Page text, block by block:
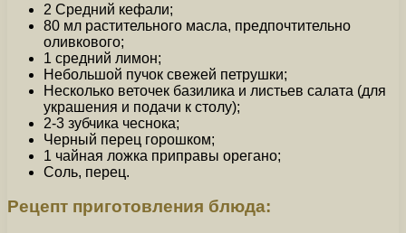
2 Средний кефали;
80 мл растительного масла, предпочтительно
оливкового;
1 средний лимон;
Небольшой пучок свежей петрушки;
Несколько веточек базилика и листьев салата (для
украшения и подачи к столу);
2-3 зубчика чеснока;
Черный перец горошком;
1 чайная ложка приправы орегано;
Соль, перец.
Рецепт приготовления блюда: